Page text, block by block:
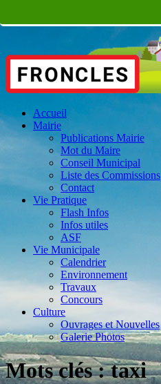
Accueil
Mairie
Publications Mairie
Mot du Maire
Conseil Municipal
Liste des Commissions
Contact
Vie Pratique
Flash Infos
Infos utiles
ASF
Vie Municipale
Calendrier
Environnement
Travaux
Concours
Culture
Ouvrages et Nouvelles
Galerie Photos
Mots clés : taxi